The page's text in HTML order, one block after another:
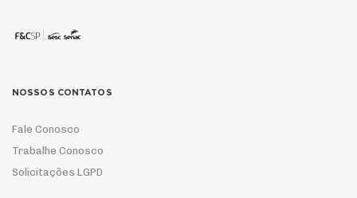
NOSSOS CONTATOS
Fale Conosco
Trabalhe Conosco
Solicitações LGPD